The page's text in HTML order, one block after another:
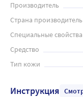
Производитель
Страна производитель
Специальные свойства
Средство
Тип кожи
Инструкция